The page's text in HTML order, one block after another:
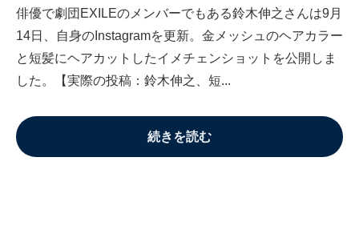
俳優で劇団EXILEのメンバーでもある鈴木伸之さんは9月
14日、自身のInstagramを更新。金メッシュのヘアカラー
と短髪にヘアカットしたイメチェンショットを公開しま
した。【実際の投稿：鈴木伸之、短...
続きを読む